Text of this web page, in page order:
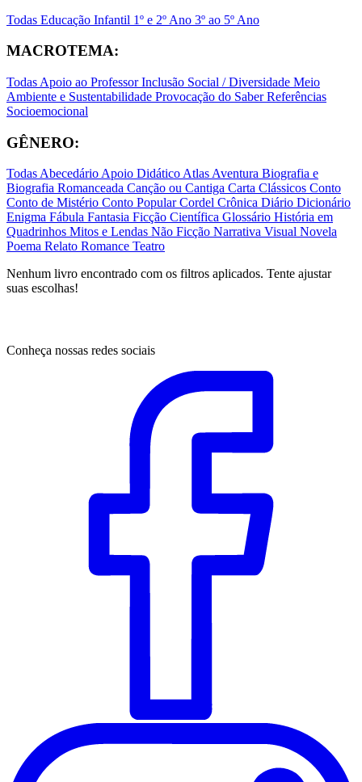
Todas Educação Infantil 1º e 2º Ano 3º ao 5º Ano
MACROTEMA:
Todas Apoio ao ProfessorInclusão Social / Diversidade Meio
Ambiente e Sustentabilidade Provocação do SaberReferências
Socioemocional
GÊNERO:
TodasAbecedárioApoio DidáticoAtlasAventura Biografia e
Biografia Romanceada Canção ou Cantiga Carta Clássicos Conto
Conto de Mistério Conto PopularCordel Crônica Diário Dicionário
Enigma Fábula Fantasia Ficção Científica Glossário História em
Quadrinhos Mitos e Lendas Não Ficção Narrativa Visual Novela
Poema Relato Romance Teatro
Nenhum livro encontrado com os filtros aplicados. Tente ajustar
suas escolhas!
Conheça nossas redes sociais